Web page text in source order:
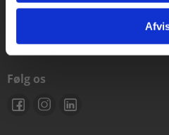
Følg os